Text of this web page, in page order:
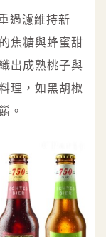
過濾維持新
焦糖與蜂蜜甜
出成熟桃子與
理，如黑胡椒
。